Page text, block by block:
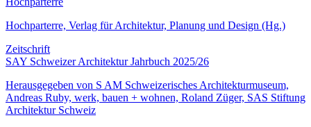
Hochparterre, Verlag für Architektur, Planung und Design (Hg.)
Zeitschrift
SAY Schweizer Architektur Jahrbuch 2025/26
Herausgegeben von S AM Schweizerisches Architekturmuseum,
Andreas Ruby, werk, bauen + wohnen, Roland Züger, SAS Stiftung
Architektur Schweiz